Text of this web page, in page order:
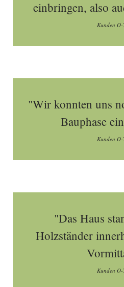
einbringen, also
Kunden O-
"Wir konnten uns
Bauphase
Kunden O-
"Das Haus
Holzständer
Kunden O-